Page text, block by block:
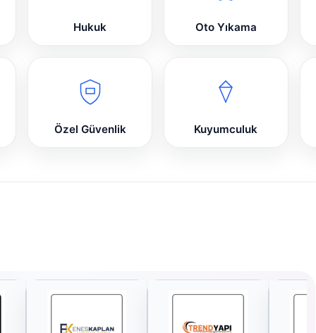
Hukuk Oto Yıkama
Özel Güvenlik Kuyumculuk